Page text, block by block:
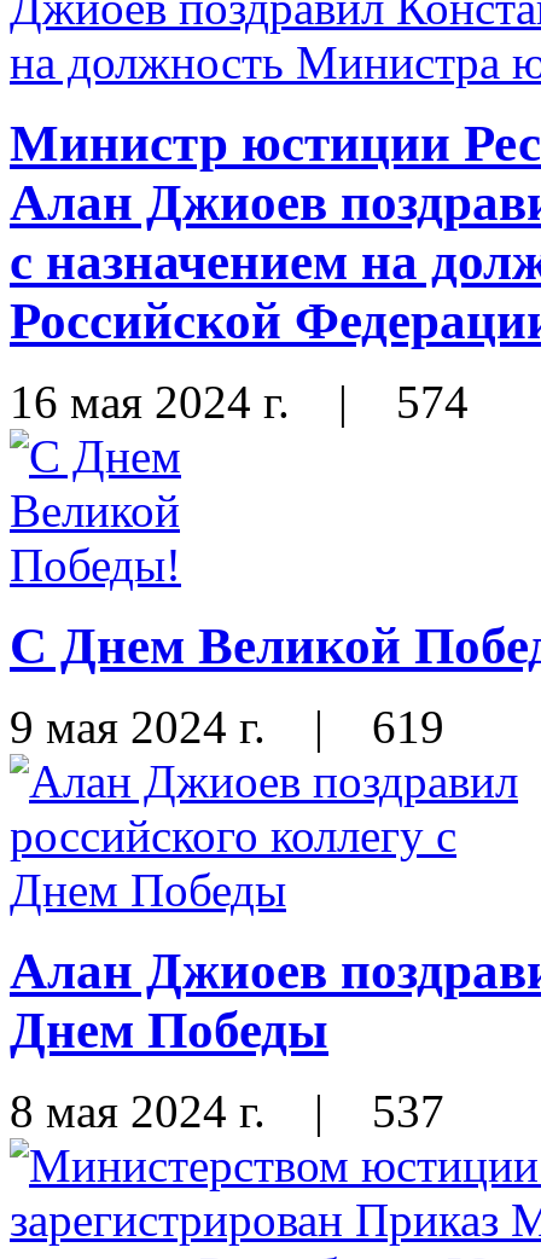
Министр юстиции
Алан Джиоев
с назначением на
Российской
16 мая 2024 г. | 574
С Днем Великой
9 мая 2024 г. | 619
Алан Джиоев
Днем Победы
8 мая 2024 г. | 537